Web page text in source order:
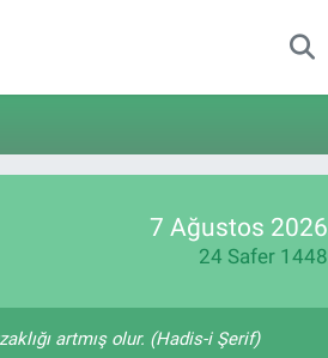
7 Ağustos 2026
24 Safer 1448
artmış olur. (Hadis-i Şerif)